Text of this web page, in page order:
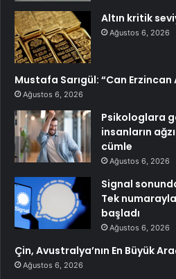
Altın kritik
Ağustos 6, 2026
Mustafa Sarıgül: “Can
Ağustos 6, 2026
Psikologlara
insanların
cümle
Ağustos 6, 2026
Signal
Tek
başladı
Ağustos 6, 2026
Çin, Avustralya’nın En Büyük
Ağustos 6, 2026